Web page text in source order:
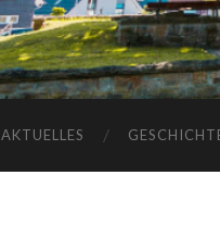
AKTUELLES